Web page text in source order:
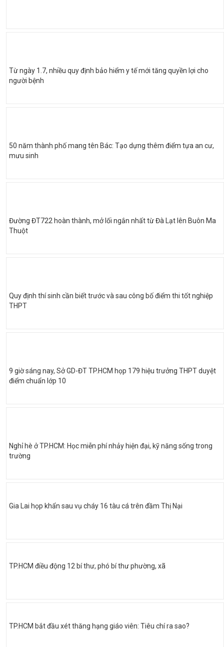
Từ ngày 1.7, nhiều quy định bảo hiểm y tế mới tăng quyền lợi cho
người bệnh
50 năm thành phố mang tên Bác: Tạo dựng thêm điểm tựa an cư,
mưu sinh
Đường ĐT722 hoàn thành, mở lối ngắn nhất từ Đà Lạt lên Buôn Ma
Thuột
Quy định thí sinh cần biết trước và sau công bố điểm thi tốt nghiệp
THPT
9 giờ sáng nay, Sở GD-ĐT TP.HCM họp 179 hiệu trưởng THPT duyệt
điểm chuẩn lớp 10
Nghỉ hè ở TP.HCM: Học miễn phí nhảy hiện đại, kỹ năng sống trong
trường
Gia Lai họp khẩn sau vụ cháy 16 tàu cá trên đầm Thị Nại
TP.HCM điều động 12 bí thư, phó bí thư phường, xã
TP.HCM bắt đầu xét thăng hạng giáo viên: Tiêu chí ra sao?